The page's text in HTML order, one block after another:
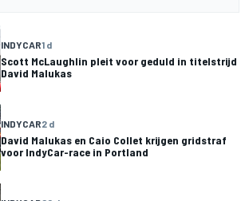
INDYCAR1 d
Scott McLaughlin pleit voor geduld in titelstrijd
David Malukas
INDYCAR2 d
David Malukas en Caio Collet krijgen gridstraf
voor IndyCar-race in Portland